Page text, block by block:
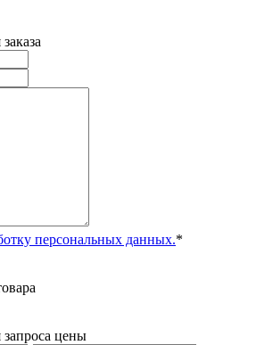
персональных данных.*
цены